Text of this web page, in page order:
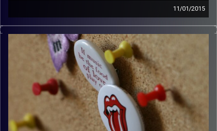
11/01/2015
קלאסיקות רוק עם אורן הוף.
włodi